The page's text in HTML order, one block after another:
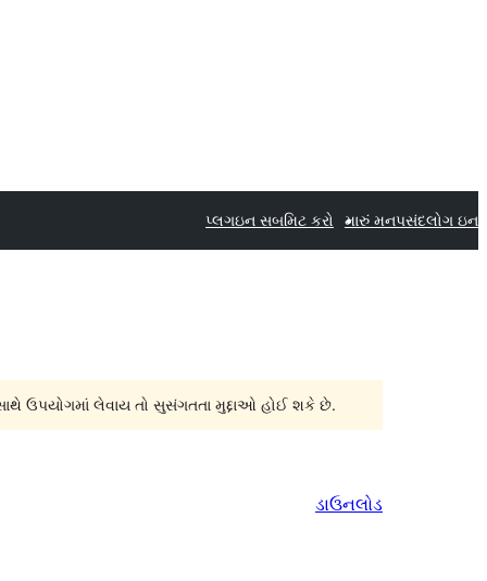
પ્લગઇન સબમિટ કરો મારું મનપસંદલોગ ઇન
ઉપયોગમાં લેવાય તો સુસંગતતા મુદ્દાઓ હોઈ શકે છે.
ડાઉનલોડ